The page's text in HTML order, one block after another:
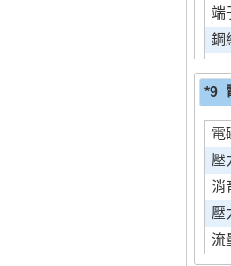
吊
腳
微
電
SL
計
雙
端
鋼
尖
驗
電
壓
工
手
操
*9_
電
壓
消
壓
流